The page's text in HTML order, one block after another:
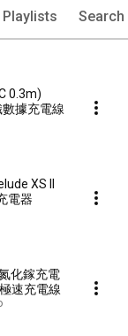
Playlists Search
0.3m)
據充電線
XS II
電器
化鎵充電
速充電線